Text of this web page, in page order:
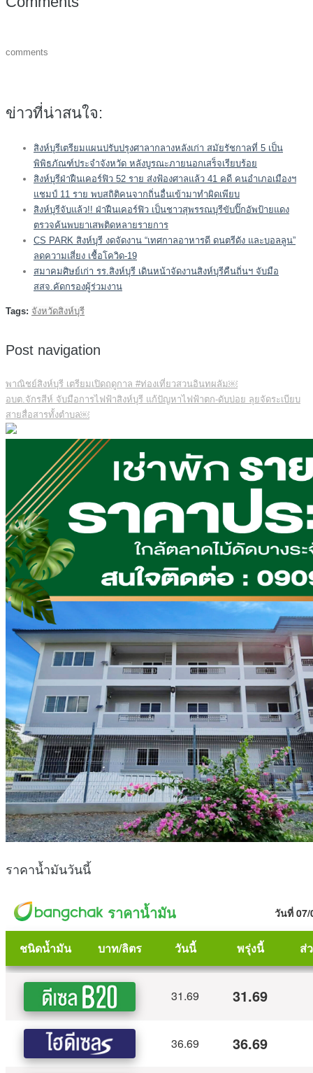
comments
ข่าวที่น่าสนใจ:
สิงห์บุรีเตรียมแผนปรับปรุงศาลากลางหลังเก่า สมัยรัชกาลที่ 5 เป็น
พิพิธภัณฑ์ประจำจังหวัด หลังบูรณะภายนอกเสร็จเรียบร้อย
สิงห์บุรีฝ่าฝืนเคอร์ฟิว 52 ราย ส่งฟ้องศาลแล้ว 41 คดี คนอำเภอเมืองฯ
แชมป์ 11 ราย พบสถิติคนจากถิ่นอื่นเข้ามาทำผิดเพียบ
สิงห์บุรีจับแล้ว!! ฝ่าฝืนเคอร์ฟิว เป็นชาวสุพรรณบุรีขับปิ๊กอัพป้ายแดง
ตรวจค้นพบยาเสพติดหลายรายการ
CS PARK สิงห์บุรี งดจัดงาน “เทศกาลอาหารดี ดนตรีดัง และบอลลูน”
ลดความเสี่ยง เชื้อโควิด-19
สมาคมศิษย์เก่า รร.สิงห์บุรี เดินหน้าจัดงานสิงห์บุรีคืนถิ่นฯ จับมือ
สสจ.คัดกรองผู้ร่วมงาน
Tags: จังหวัดสิงห์บุรี
Post navigation
พาณิชย์สิงห์บุรี เตรียมเปิดฤดูกาล #ท่องเที่ยวสวนอินทผลัม￼
อบต.จักรสีห์ จับมือการไฟฟ้าสิงห์บุรี แก้ปัญหาไฟฟ้าตก-ดับบ่อย ลุยจัดระเบียบ
สายสื่อสารทั้งตำบล￼
ราคาน้ำมันวันนี้